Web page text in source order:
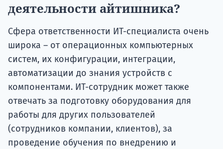
деятельности айтишника?
Сфера ответственности ИТ-специалиста очень
широка – от операционных компьютерных
систем, их конфигурации, интеграции,
автоматизации до знания устройств с
компонентами. ИТ-сотрудник может также
отвечать за подготовку оборудования для
работы для других пользователей
(сотрудников компании, клиентов), за
проведение обучения по внедрению и